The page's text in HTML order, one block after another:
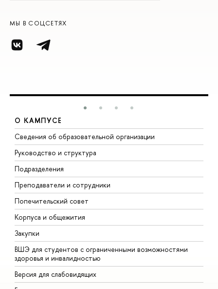
МЫ В СОЦСЕТЯХ
О КАМПУСЕ
Сведения об образовательной организации
Руководство и структура
Подразделения
Преподаватели и сотрудники
Попечительский совет
Корпуса и общежития
Закупки
ВШЭ для студентов с ограниченными возможностями
здоровья и инвалидностью
Версия для слабовидящих